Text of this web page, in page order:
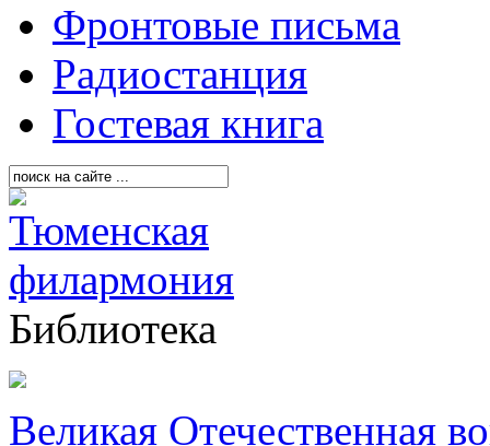
Фронтовые письма
Радиостанция
Гостевая книга
Библиотека
Великая Отечественная